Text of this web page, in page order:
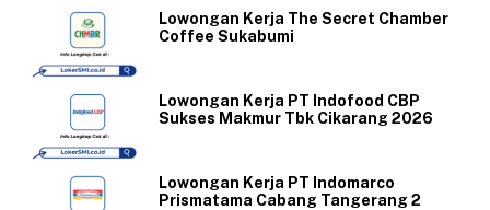
Lowongan Kerja The Secret Chamber
Coffee Sukabumi
Lowongan Kerja PT Indofood CBP
Sukses Makmur Tbk Cikarang 2026
Lowongan Kerja PT Indomarco
Prismatama Cabang Tangerang 2